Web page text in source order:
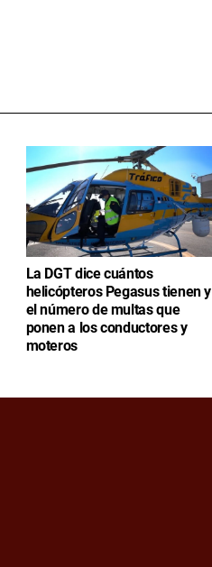
La DGT dice cuántos
helicópteros Pegasus tienen y
el número de multas que
ponen a los conductores y
moteros